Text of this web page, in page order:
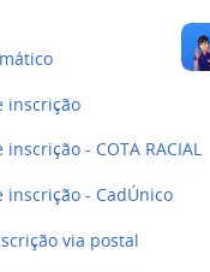
inscrição
- COTA RACIAL
inscrição - CadÚnico
via postal